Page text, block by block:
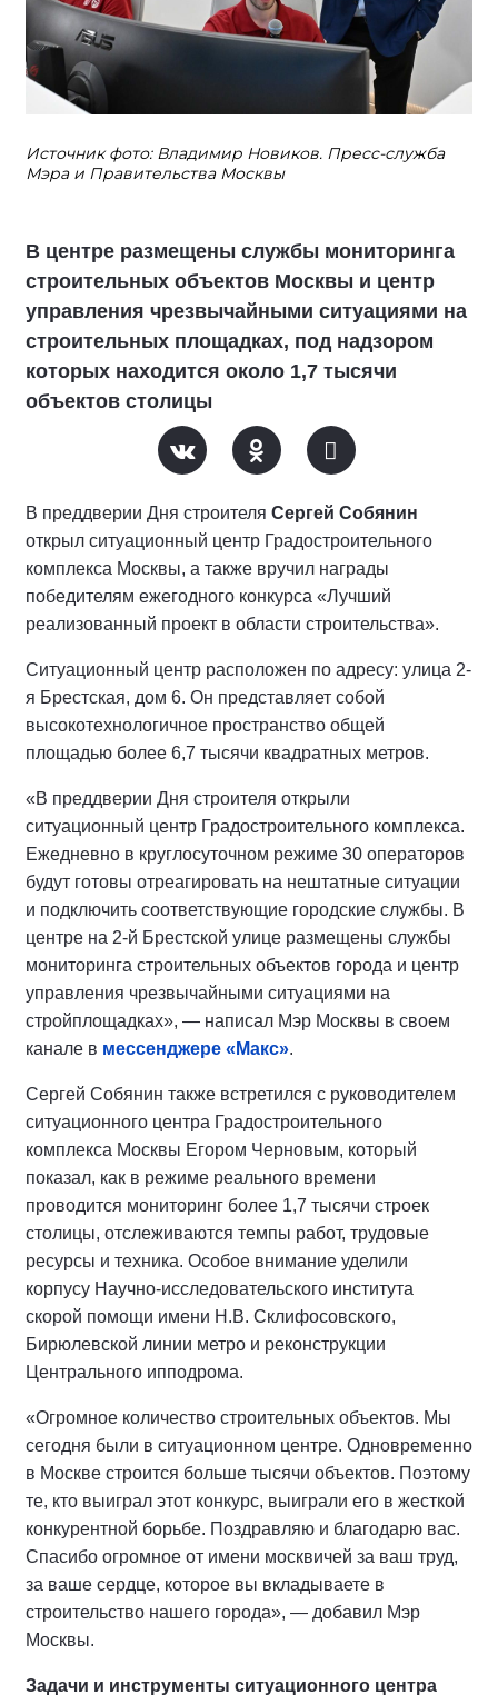
Источник фото: Владимир Новиков. Пресс-служба
Мэра и Правительства Москвы
В центре размещены службы мониторинга
строительных объектов Москвы и центр
управления чрезвычайными ситуациями на
строительных площадках, под надзором
которых находится около 1,7 тысячи
объектов столицы
В преддверии Дня строителя Сергей Собянин
открыл ситуационный центр Градостроительного
комплекса Москвы, а также вручил награды
победителям ежегодного конкурса «Лучший
реализованный проект в области строительства».
Ситуационный центр расположен по адресу: улица 2-
я Брестская, дом 6. Он представляет собой
высокотехнологичное пространство общей
площадью более 6,7 тысячи квадратных метров.
«В преддверии Дня строителя открыли
ситуационный центр Градостроительного комплекса.
Ежедневно в круглосуточном режиме 30 операторов
будут готовы отреагировать на нештатные ситуации
и подключить соответствующие городские службы. В
центре на 2-й Брестской улице размещены службы
мониторинга строительных объектов города и центр
управления чрезвычайными ситуациями на
стройплощадках», — написал Мэр Москвы в своем
канале в мессенджере «Макс».
Сергей Собянин также встретился с руководителем
ситуационного центра Градостроительного
комплекса Москвы Егором Черновым, который
показал, как в режиме реального времени
проводится мониторинг более 1,7 тысячи строек
столицы, отслеживаются темпы работ, трудовые
ресурсы и техника. Особое внимание уделили
корпусу Научно-исследовательского института
скорой помощи имени Н.В. Склифосовского,
Бирюлевской линии метро и реконструкции
Центрального ипподрома.
«Огромное количество строительных объектов. Мы
сегодня были в ситуационном центре. Одновременно
в Москве строится больше тысячи объектов. Поэтому
те, кто выиграл этот конкурс, выиграли его в жесткой
конкурентной борьбе. Поздравляю и благодарю вас.
Спасибо огромное от имени москвичей за ваш труд,
за ваше сердце, которое вы вкладываете в
строительство нашего города», — добавил Мэр
Москвы.
Задачи и инструменты ситуационного центра